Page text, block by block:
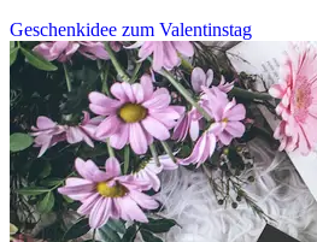
Geschenkidee zum Valentinstag